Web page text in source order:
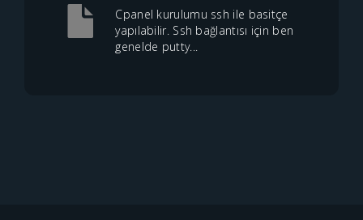
Cpanel kurulumu ssh ile basitçe
yapılabilir. Ssh bağlantısı için ben
genelde putty...